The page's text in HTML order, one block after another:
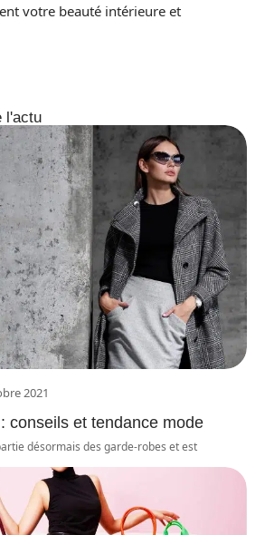
votre beauté intérieure et
l'actu
2021
conseils et tendance mode
désormais des garde-robes et est